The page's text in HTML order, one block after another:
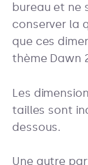
bureau et ne
conserver la
que ces
thème Dawn
Les
tailles sont
dessous.
Une autre